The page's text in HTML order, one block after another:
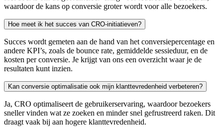
waardoor de kans op conversie groter wordt voor alle bezoekers.
Hoe meet ik het succes van CRO-initiatieven?
Succes wordt gemeten aan de hand van het conversiepercentage en
andere KPI’s, zoals de bounce rate, gemiddelde sessieduur, en de
kosten per conversie. Je krijgt van ons een overzicht waar je de
resultaten kunt inzien.
Kan conversie optimalisatie ook mijn klanttevredenheid verbeteren?
Ja, CRO optimaliseert de gebruikerservaring, waardoor bezoekers
sneller vinden wat ze zoeken en minder snel gefrustreerd raken. Dit
draagt vaak bij aan hogere klanttevredenheid.